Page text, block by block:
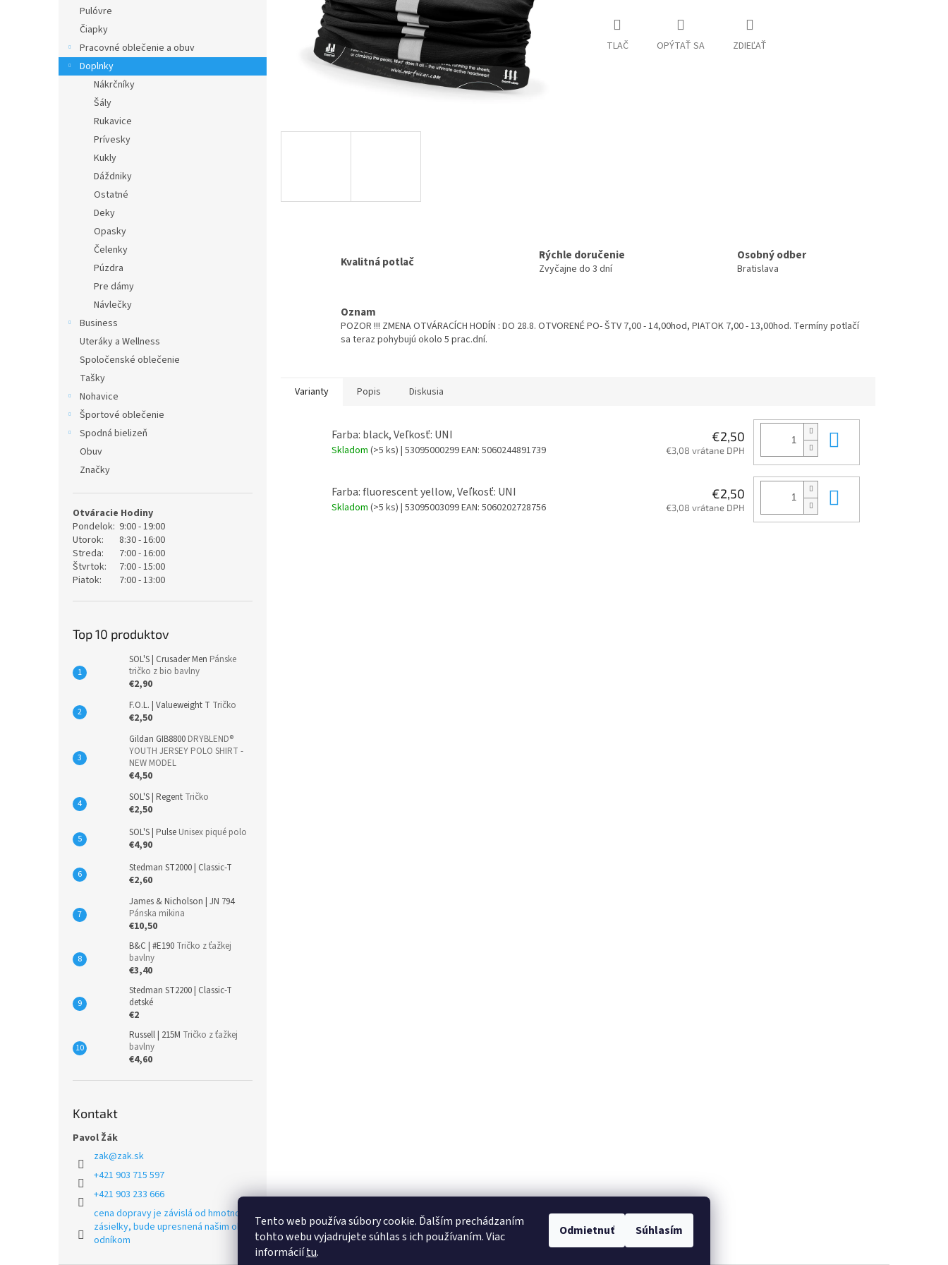
Tento web používa súbory cookie. Ďalším prechádzaním
tohto webu vyjadrujete súhlas s ich používaním. Viac
informáciítu.
Odmietnuť Súhlasím
Pulóvre
Čiapky
Pracovné oblečenie a obuv
Doplnky
Nákrčníky
Šály
Rukavice
Prívesky
Kukly
Dáždniky
Ostatné
Deky
Opasky
Čelenky
Púzdra
Pre dámy
Návlečky
Business
Uteráky a Wellness
Spoločenské oblečenie
Tašky
Nohavice
Športové oblečenie
Spodná bielizeň
Obuv
Značky
Otváracie Hodiny
Pondelok: 9:00 - 19:00
Utorok:
8:30 - 16:00
Streda:
7:00 - 16:00
Štvrtok:
7:00 - 15:00
Piatok:
7:00 - 13:00
Top 10 produktov
SOL'S | Crusader Men Pánske
tričko z bio bavlny
€2,90
F.O.L. | Valueweight T Tričko
€2,50
Gildan GIB8800 DRYBLEND®
YOUTH JERSEY POLO SHIRT -
NEW MODEL
€4,50
SOL'S | Regent Tričko
€2,50
SOL'S | Pulse Unisex piqué polo
€4,90
Stedman ST2000 | Classic-T
€2,60
James & Nicholson | JN 794
Pánska mikina
€10,50
B&C | #E190 Tričko z ťažkej
bavlny
€3,40
Stedman ST2200 | Classic-T
detské
€2
Russell | 215M Tričko z ťažkej
bavlny
€4,60
Kontakt
Pavol Žák
zak@zak.sk
+421 903 715 597
+421 903 233 666
cena dopravy je závislá od hmotnosti
zásielky, bude upresnená našim obch
odníkom
TLAČ OPÝTAŤ SA ZDIEĽAŤ
Kvalitná potlač Rýchle doručenie
Zvyčajne do 3 dní
Osobný odber
Bratislava
Oznam
POZOR !!! ZMENA OTVÁRACÍCH HODÍN : DO 28.8. OTVORENÉ PO- ŠTV 7,00 - 14,00hod, PIATOK 7,00 - 13,00hod. Termíny potlačí
sa teraz pohybujú okolo 5 prac.dní.
Varianty Popis Diskusia
Farba: black, Veľkosť: UNI
Skladom (>5 ks) | 53095000299EAN: 5060244891739
€2,50
€3,08 vrátane DPH
Farba: fluorescent yellow, Veľkosť: UNI
Skladom (>5 ks) | 53095003099EAN: 5060202728756
€2,50
€3,08 vrátane DPH